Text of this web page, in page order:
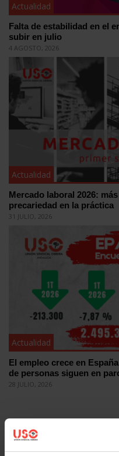
Actualidad
Falta de estabilidad en el
subir en julio
4 AGOSTO, 2026
Actualidad
Mercado laboral 2026:
precariedad en la práctica
31 JULIO, 2026
Actualidad
El empleo crece en
de personas siguen en
28 JULIO, 2026